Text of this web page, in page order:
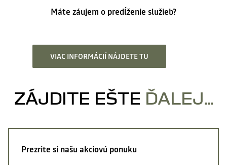
Máte záujem o predĺženie služieb?
VIAC INFORMÁCIÍ NÁJDETE TU
ZÁJDITE EŠTE ĎALEJ...
Prezrite si našu akciovú ponuku